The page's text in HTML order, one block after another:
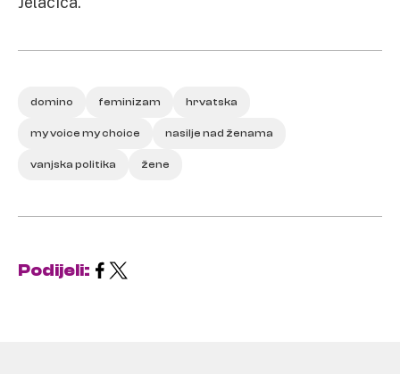
domino feminizam hrvatska
my voice my choice nasilje nad ženama
vanjska politika žene
Podijeli: